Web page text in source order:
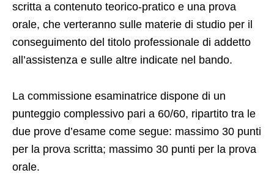
scritta a contenuto teorico-pratico e una prova
orale, che verteranno sulle materie di studio per il
conseguimento del titolo professionale di addetto
all’assistenza e sulle altre indicate nel bando.
La commissione esaminatrice dispone di un
punteggio complessivo pari a 60/60, ripartito tra le
due prove d’esame come segue: massimo 30 punti
per la prova scritta; massimo 30 punti per la prova
orale.